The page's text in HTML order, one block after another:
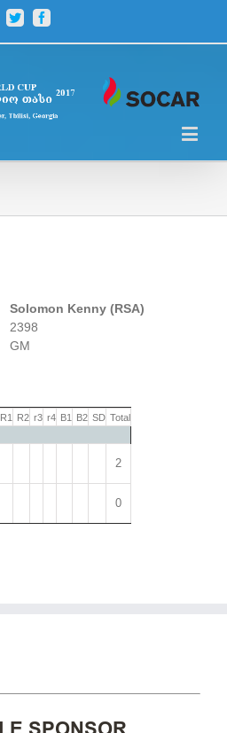
Twitter
Solomon Kenny (RSA)
2398
GM
R1 R2 r3 r4 B1 B2 SD Total
2
0